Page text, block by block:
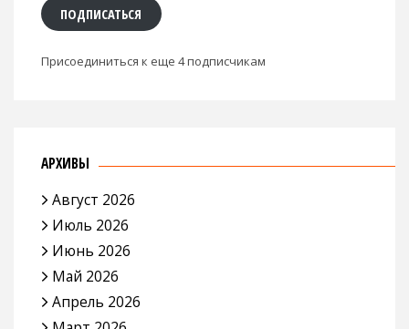
ПОДПИСАТЬСЯ
Присоединиться к еще 4 подписчикам
АРХИВЫ
Август 2026
Июль 2026
Июнь 2026
Май 2026
Апрель 2026